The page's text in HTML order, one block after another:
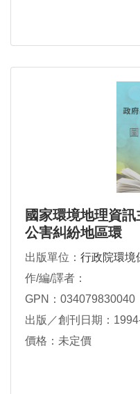
國家環境地理資
公害糾紛地區環
出版單位： 行政院環境
作/編/譯者：
GPN：034079830040
出版／創刊日期：
價格：未定價